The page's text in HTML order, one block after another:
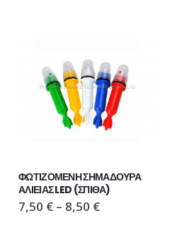
ΦΩΤΙΖΟΜΕΝΗ ΣΗΜΑΔΟΥΡΑ
ΑΛΙΕΙΑΣ LED (ΣΠΙΘΑ)
7,50 € – 8,50 €
55,00€